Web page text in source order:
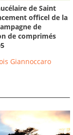
de la métropole
de forêts du Var :
de Saint
officel de la
de
de comprimés
Giannoccaro